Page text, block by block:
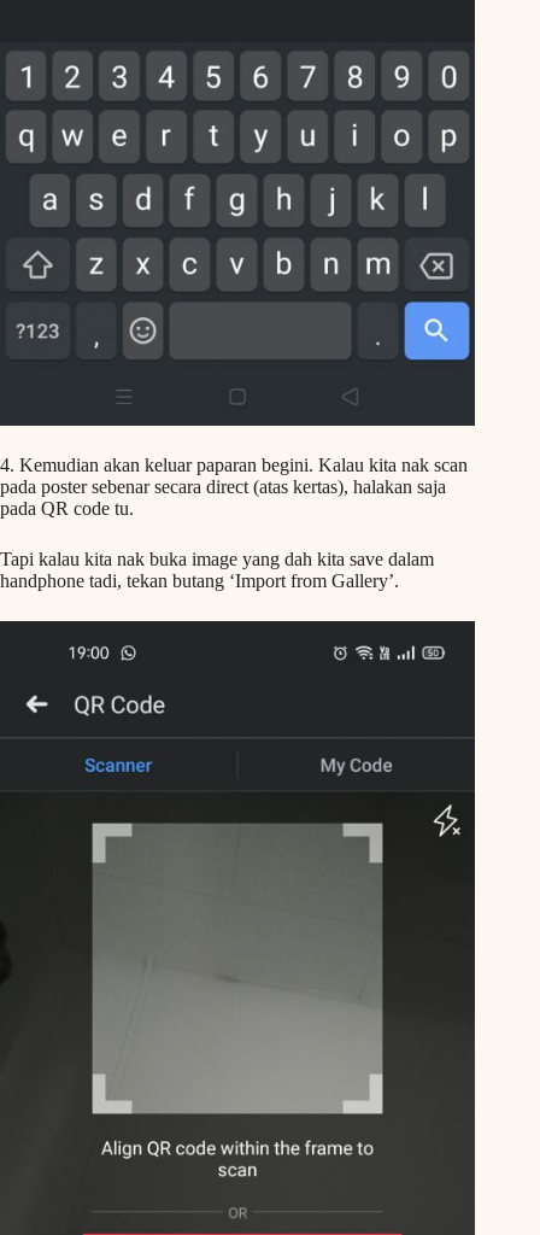
4. Kemudian akan keluar paparan begini. Kalau kita nak scan
pada poster sebenar secara direct (atas kertas), halakan saja
pada QR code tu.
Tapi kalau kita nak buka image yang dah kita save dalam
handphone tadi, tekan butang ‘Import from Gallery’.